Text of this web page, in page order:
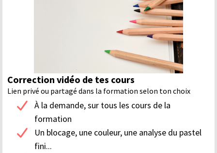
Correction vidéo de tes cours
Lien privé ou partagé dans la formation selon ton choix
À la demande, sur tous les cours de la
formation
Un blocage, une couleur, une analyse du pastel
fini...